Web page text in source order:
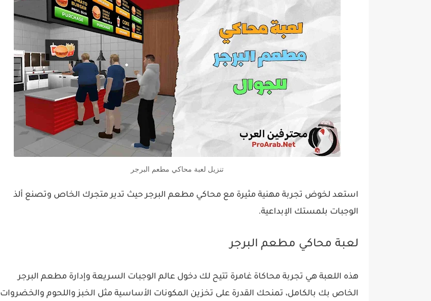
تنزيل لعبة محاكي مطعم البرجر
استعد لخوض تجربة مهنية مثيرة مع محاكي مطعم البرجر حيث تدير متجرك الخاص وتصنع ألذ
الوجبات بلمستك الإبداعية.
لعبة محاكي مطعم البرجر
هذه اللعبة هي تجربة محاكاة غامرة تتيح لك دخول عالم الوجبات السريعة وإدارة مطعم البرجر
الخاص بك بالكامل، تمنحك القدرة على تخزين المكونات الأساسية مثل الخبز واللحوم والخضروات